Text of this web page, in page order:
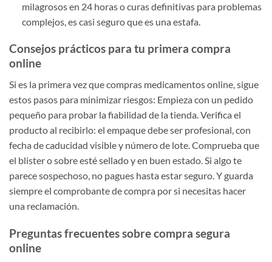
milagrosos en 24 horas o curas definitivas para problemas
complejos, es casi seguro que es una estafa.
Consejos prácticos para tu primera compra
online
Si es la primera vez que compras medicamentos online, sigue
estos pasos para minimizar riesgos: Empieza con un pedido
pequeño para probar la fiabilidad de la tienda. Verifica el
producto al recibirlo: el empaque debe ser profesional, con
fecha de caducidad visible y número de lote. Comprueba que
el blister o sobre esté sellado y en buen estado. Si algo te
parece sospechoso, no pagues hasta estar seguro. Y guarda
siempre el comprobante de compra por si necesitas hacer
una reclamación.
Preguntas frecuentes sobre compra segura
online